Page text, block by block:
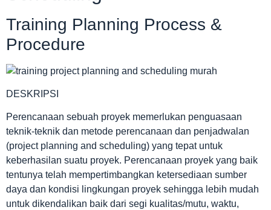
Training Planning Process &
Procedure
DESKRIPSI
Perencanaan sebuah proyek memerlukan penguasaan
teknik-teknik dan metode perencanaan dan penjadwalan
(project planning and scheduling) yang tepat untuk
keberhasilan suatu proyek. Perencanaan proyek yang baik
tentunya telah mempertimbangkan ketersediaan sumber
daya dan kondisi lingkungan proyek sehingga lebih mudah
untuk dikendalikan baik dari segi kualitas/mutu, waktu,